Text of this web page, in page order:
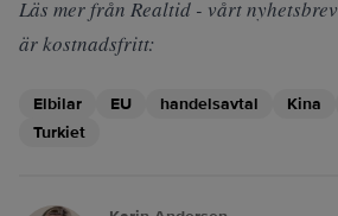
Läs mer från Realtid - vårt nyhetsbrev
är kostnadsfritt:
Elbilar EU handelsavtal Kina
Turkiet